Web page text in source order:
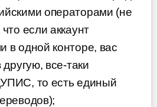
операторами (не
если аккаунт
в одной конторе, вас
другую, все-таки
то есть единый